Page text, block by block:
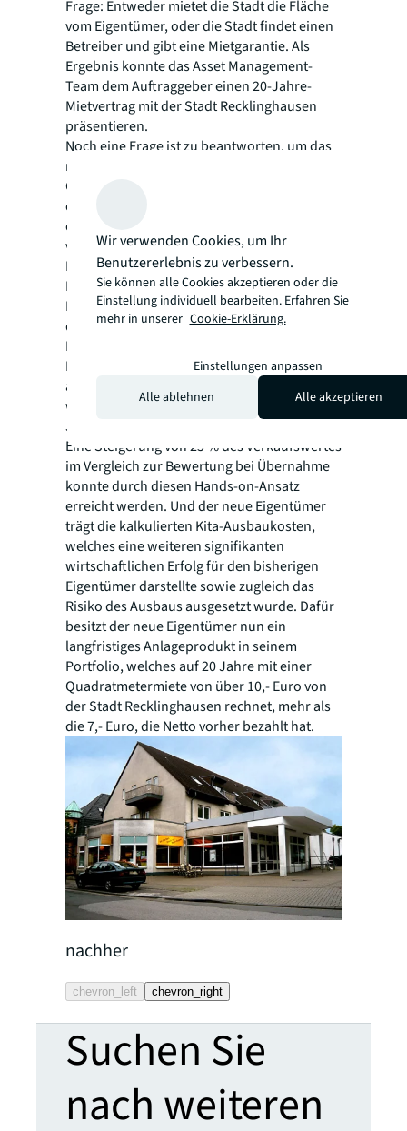
Frage: Entweder mietet die Stadt die Fläche
vom Eigentümer, oder die Stadt findet einen
Betreiber und gibt eine Mietgarantie. Als
Ergebnis konnte das Asset Management-
Team dem Auftraggeber einen 20-Jahre-
Mietvertrag mit der Stadt Recklinghausen
präsentieren.
Noch eine Frage ist zu beantworten, um das
näher rückende Ziel Verkauf zu erreichen:
Genügt der abgeschlossene Mietvertrag, um
einen guten Preis für den Auftraggeber zu
erzielen, oder sollte erst umgebaut und dann
verkauft werden, um einen möglichst hohen
Betrag ins verbleibende Portfolio zu stecken?
Die beste Lösung liegt in diesem Fall in der
Mitte: Das fertig verhandelte Produkt geht an
den Käufer, einen Privatinvestor, der damit
Kostensicherheit hat. Mit vorliegender
Baugenehmigung und nahezu
ausverhandelten Preisen für die Baugewerke
wurde der Kaufvertrag geschlossen, nur ein
Jahr nachdem das Mandat erteilt war.
Eine Steigerung von 25 % des Verkaufswertes
im Vergleich zur Bewertung bei Übernahme
konnte durch diesen Hands-on-Ansatz
erreicht werden. Und der neue Eigentümer
trägt die kalkulierten Kita-Ausbaukosten,
welches eine weiteren signifikanten
wirtschaftlichen Erfolg für den bisherigen
Eigentümer darstellte sowie zugleich das
Risiko des Ausbaus ausgesetzt wurde. Dafür
besitzt der neue Eigentümer nun ein
langfristiges Anlageprodukt in seinem
Portfolio, welches auf 20 Jahre mit einer
Quadratmetermiete von über 10,- Euro von
der Stadt Recklinghausen rechnet, mehr als
die 7,- Euro, die Netto vorher bezahlt hat.
nachher
chevron_left chevron_right
Suchen Sie
nach weiteren
Wir verwenden Cookies, um Ihr
Benutzererlebnis zu verbessern.
Sie können alle Cookies akzeptieren oder die
Einstellung individuell bearbeiten. Erfahren Sie
mehr in unserer Cookie-Erklärung.
Einstellungen anpassen
Alle ablehnen
Alle akzeptieren